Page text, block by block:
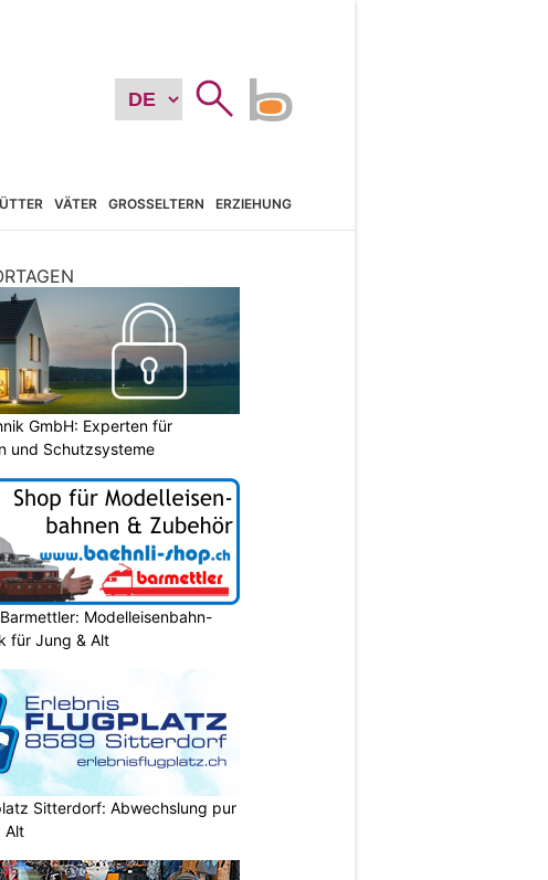
VÄTER GROSSELTERN ERZIEHUNG
GmbH: Experten für
und Schutzsysteme
Modelleisenbahn-
für Jung & Alt
Sitterdorf: Abwechslung pur
Alt